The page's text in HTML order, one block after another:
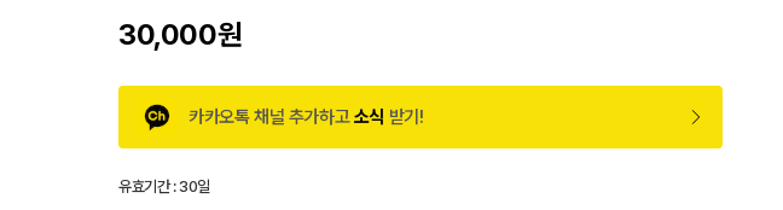
30,000원
카카오톡 채널 추가하고소식 받기!
유효기간 :30일